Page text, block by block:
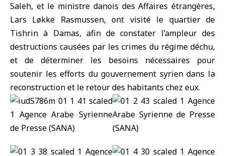
Saleh, et le ministre danois des Affaires étrangères,
Lars Løkke Rasmussen, ont visité le quartier de
Tishrin à Damas, afin de constater l’ampleur des
destructions causées par les crimes du régime déchu,
et de déterminer les besoins nécessaires pour
soutenir les efforts du gouvernement syrien dans la
reconstruction et le retour des habitants chez eux.